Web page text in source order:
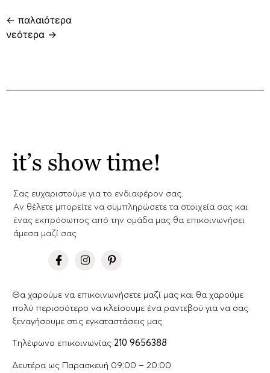
← παλαιότερα
νεότερα →
it’s show time!
Σας ευχαριστούμε για το ενδιαφέρον σας.
Aν θέλετε μπορείτε να συμπληρώσετε τα στοιχεία σας και
ένας εκπρόσωπος από την ομάδα μας θα επικοινωνήσει
άμεσα μαζί σας
Θα χαρούμε να επικοινωνήσετε μαζί μας και θα χαρούμε
πολύ περισσότερο να κλείσουμε ένα ραντεβού για να σας
ξεναγήσουμε στις εγκαταστάσεις μας.
Tηλέφωνο επικοινωνίας 210 9656388
Δευτέρα ως Παρασκευή 09:00 – 20:00